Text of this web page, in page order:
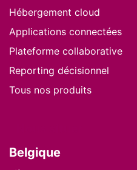
Hébergement cloud
Applications connectées
Plateforme collaborative
Reporting décisionnel
Tous nos produits
Belgique